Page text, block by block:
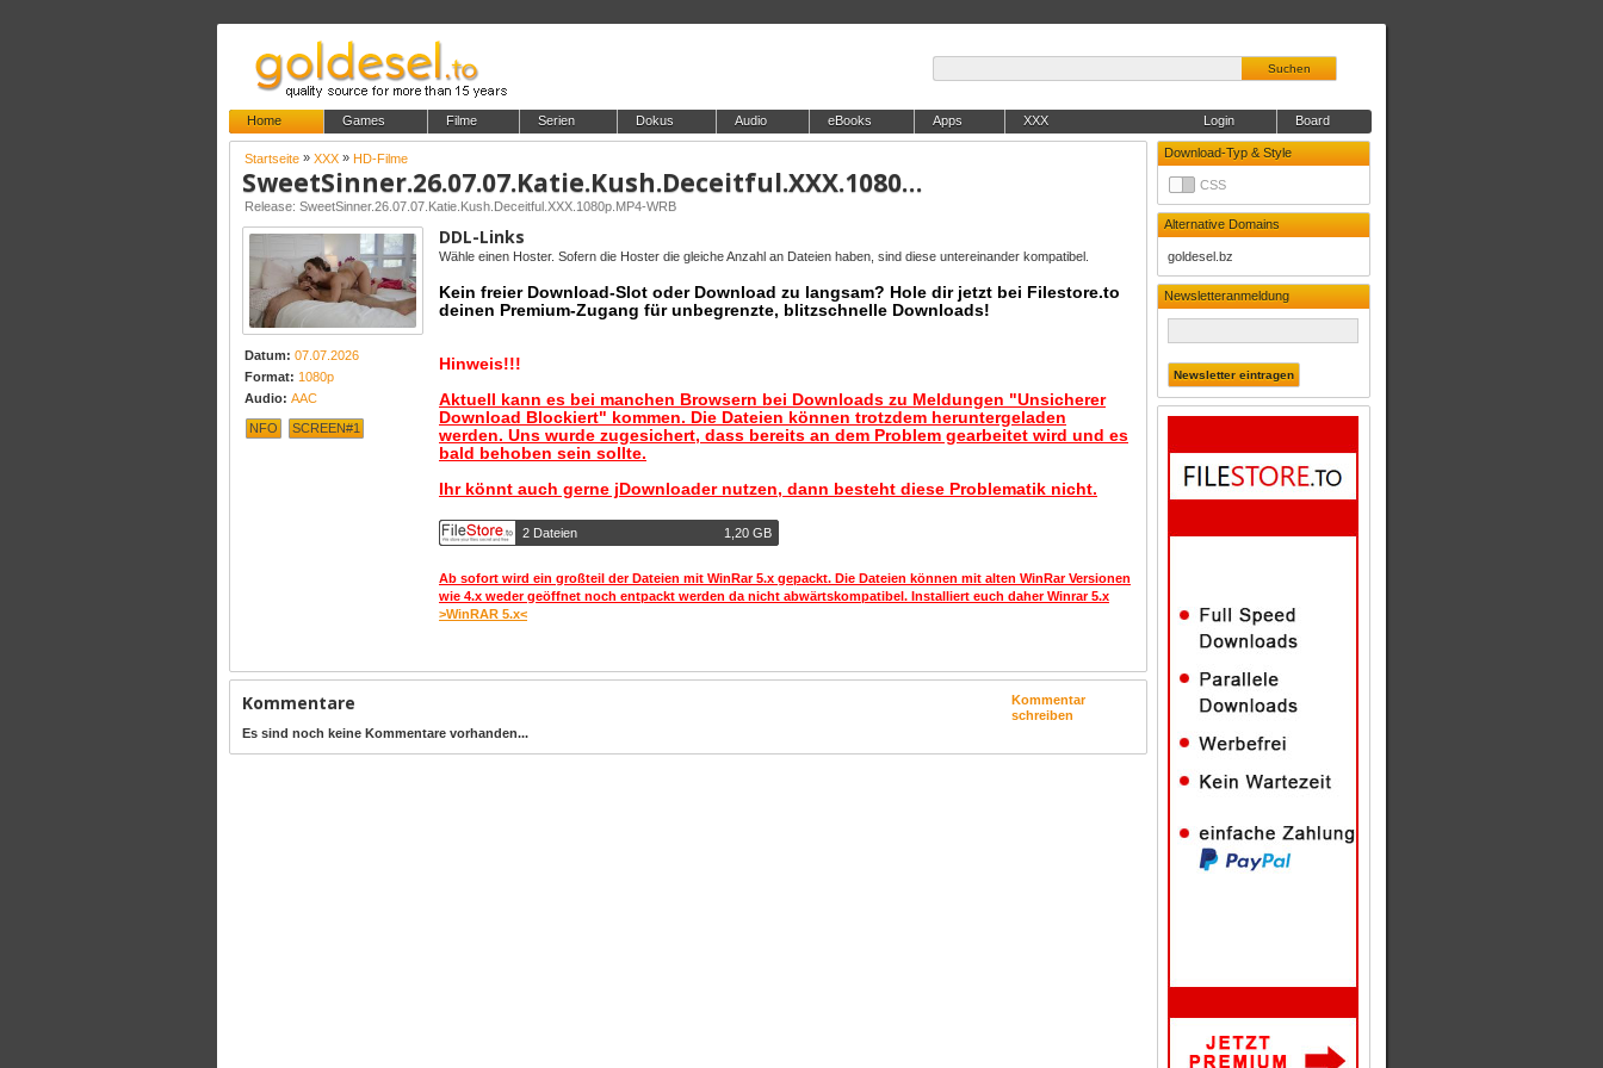
Suchen
Home Games Filme Serien Dokus Audio eBooks Apps XXX Board
Login
Download-Typ & Style
CSS
Alternative Domains
goldesel.bz
Newsletteranmeldung
Startseite » XXX » HD-Filme
SweetSinner.26.07.07.Katie.Kush.Deceitful.XXX.1080p.MP4-WRB
Release: SweetSinner.26.07.07.Katie.Kush.Deceitful.XXX.1080p.MP4-WRB
Datum: 07.07.2026
Format: 1080p
Audio: AAC
NFO SCREEN#1
DDL-Links
Wähle einen Hoster. Sofern die Hoster die gleiche Anzahl an Dateien haben, sind diese untereinander kompatibel.
Kein freier Download-Slot oder Download zu langsam? Hole dir jetzt bei Filestore.to
deinen Premium-Zugang für unbegrenzte, blitzschnelle Downloads!
Hinweis!!!
Aktuell kann es bei manchen Browsern bei Downloads zu Meldungen "Unsicherer
Download Blockiert" kommen. Die Dateien können trotzdem heruntergeladen
werden. Uns wurde zugesichert, dass bereits an dem Problem gearbeitet wird und es
bald behoben sein sollte.
Ihr könnt auch gerne jDownloader nutzen, dann besteht diese Problematik nicht.
2 Dateien 1,20 GB
Ab sofort wird ein großteil der Dateien mit WinRar 5.x gepackt. Die Dateien können mit alten WinRar Versionen
wie 4.x weder geöffnet noch entpackt werden da nicht abwärtskompatibel. Installiert euch daher Winrar 5.x
>WinRAR 5.x<
Kommentar
schreiben
Kommentare
Es sind noch keine Kommentare vorhanden...